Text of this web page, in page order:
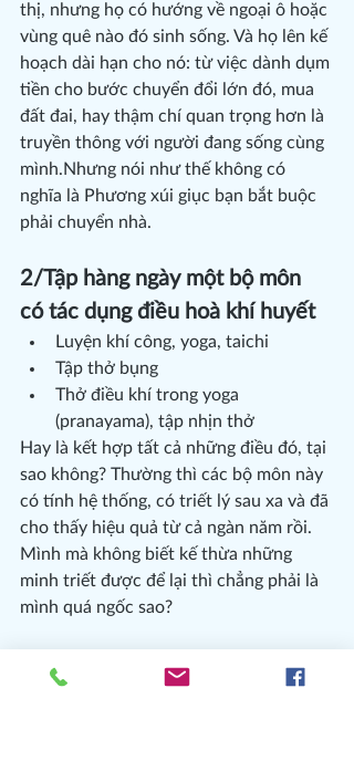
thị, nhưng họ có hướng về ngoại ô hoặc
vùng quê nào đó sinh sống. Và họ lên kế
hoạch dài hạn cho nó: từ việc dành dụm
tiền cho bước chuyển đổi lớn đó, mua
đất đai, hay thậm chí quan trọng hơn là
truyền thông với người đang sống cùng
mình.Nhưng nói như thế không có
nghĩa là Phương xúi giục bạn bắt buộc
phải chuyển nhà.
2/Tập hàng ngày một bộ môn
có tác dụng điều hoà khí huyết
Luyện khí công, yoga, taichi
Tập thở bụng
Thở điều khí trong yoga
(pranayama), tập nhịn thở
Hay là kết hợp tất cả những điều đó, tại
sao không? Thường thì các bộ môn này
có tính hệ thống, có triết lý sau xa và đã
cho thấy hiệu quả từ cả ngàn năm rồi.
Mình mà không biết kế thừa những
minh triết được để lại thì chẳng phải là
mình quá ngốc sao?
Ấn Độ
, bộ môn pranayama còn được